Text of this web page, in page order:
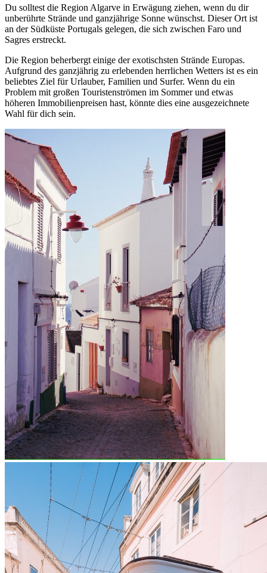
Du solltest die Region Algarve in Erwägung ziehen, wenn du dir
unberührte Strände und ganzjährige Sonne wünschst. Dieser Ort ist
an der Südküste Portugals gelegen, die sich zwischen Faro und
Sagres erstreckt.
Die Region beherbergt einige der exotischsten Strände Europas.
Aufgrund des ganzjährig zu erlebenden herrlichen Wetters ist es ein
beliebtes Ziel für Urlauber, Familien und Surfer. Wenn du ein
Problem mit großen Touristenströmen im Sommer und etwas
höheren Immobilienpreisen hast, könnte dies eine ausgezeichnete
Wahl für dich sein.